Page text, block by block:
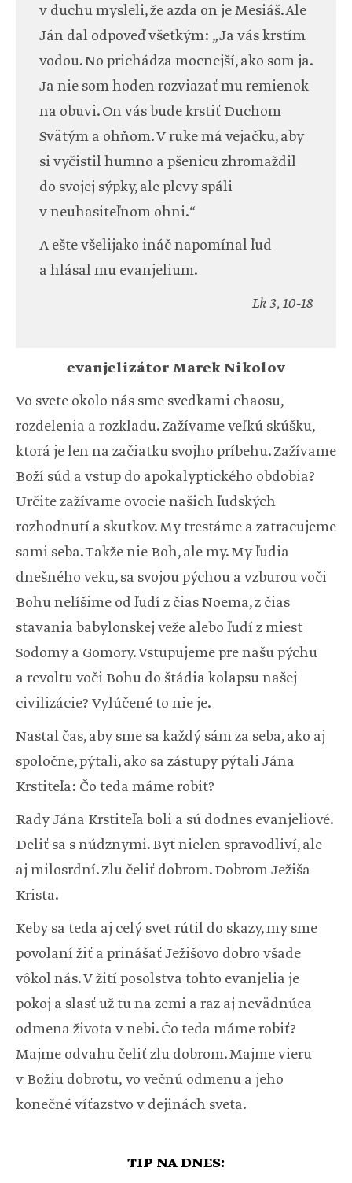
v duchu mysleli, že azda on je Mesiáš. Ale
Ján dal odpoveď všetkým: „Ja vás krstím
vodou. No prichádza mocnejší, ako som ja.
Ja nie som hoden rozviazať mu remienok
na obuvi. On vás bude krstiť Duchom
Svätým a ohňom. V ruke má vejačku, aby
si vyčistil humno a pšenicu zhromaždil
do svojej sýpky, ale plevy spáli
v neuhasiteľnom ohni.“
A ešte všelijako ináč napomínal ľud
a hlásal mu evanjelium.
Lk 3, 10-18
evanjelizátor Marek Nikolov
Vo svete okolo nás sme svedkami chaosu,
rozdelenia a rozkladu. Zažívame veľkú skúšku,
ktorá je len na začiatku svojho príbehu. Zažívame
Boží súd a vstup do apokalyptického obdobia?
Určite zažívame ovocie našich ľudských
rozhodnutí a skutkov. My trestáme a zatracujeme
sami seba. Takže nie Boh, ale my. My ľudia
dnešného veku, sa svojou pýchou a vzburou voči
Bohu nelíšime od ľudí z čias Noema, z čias
stavania babylonskej veže alebo ľudí z miest
Sodomy a Gomory. Vstupujeme pre našu pýchu
a revoltu voči Bohu do štádia kolapsu našej
civilizácie? Vylúčené to nie je.
Nastal čas, aby sme sa každý sám za seba, ako aj
spoločne, pýtali, ako sa zástupy pýtali Jána
Krstiteľa: Čo teda máme robiť?
Rady Jána Krstiteľa boli a sú dodnes evanjeliové.
Deliť sa s núdznymi. Byť nielen spravodliví, ale
aj milosrdní. Zlu čeliť dobrom. Dobrom Ježiša
Krista.
Keby sa teda aj celý svet rútil do skazy, my sme
povolaní žiť a prinášať Ježišovo dobro všade
vôkol nás. V žití posolstva tohto evanjelia je
pokoj a slasť už tu na zemi a raz aj nevädnúca
odmena života v nebi. Čo teda máme robiť?
Majme odvahu čeliť zlu dobrom. Majme vieru
v Božiu dobrotu, vo večnú odmenu a jeho
konečné víťazstvo v dejinách sveta.
TIP NA DNES: